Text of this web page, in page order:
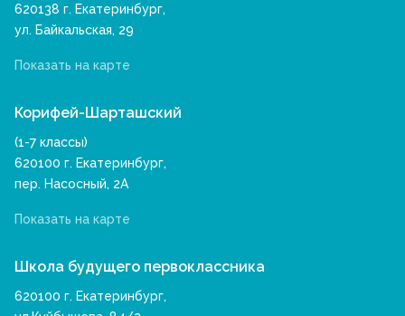
620138 г. Екатеринбург,
ул. Байкальская, 29
Показать на карте
Корифей-Шарташский
(1-7 классы)
620100 г. Екатеринбург,
пер. Насосный, 2А
Показать на карте
Школа будущего первоклассника
620100 г. Екатеринбург,